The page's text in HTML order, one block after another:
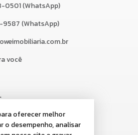
0501 (WhatsApp)
9587 (WhatsApp)
você
newsletter
oferecer melhor
o desempenho, analisar